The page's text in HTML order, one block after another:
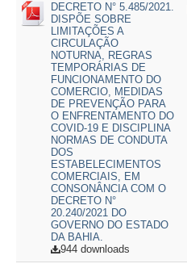
DECRETO N° 5.485/2021.
DISPÕE SOBRE
LIMITAÇÕES A
CIRCULAÇÃO
NOTURNA, REGRAS
TEMPORÁRIAS DE
FUNCIONAMENTO DO
COMERCIO, MEDIDAS
DE PREVENÇÃO PARA
O ENFRENTAMENTO DO
COVID-19 E DISCIPLINA
NORMAS DE CONDUTA
DOS
ESTABELECIMENTOS
COMERCIAIS, EM
CONSONÂNCIA COM O
DECRETO N°
20.240/2021 DO
GOVERNO DO ESTADO
DA BAHIA.
944 downloads